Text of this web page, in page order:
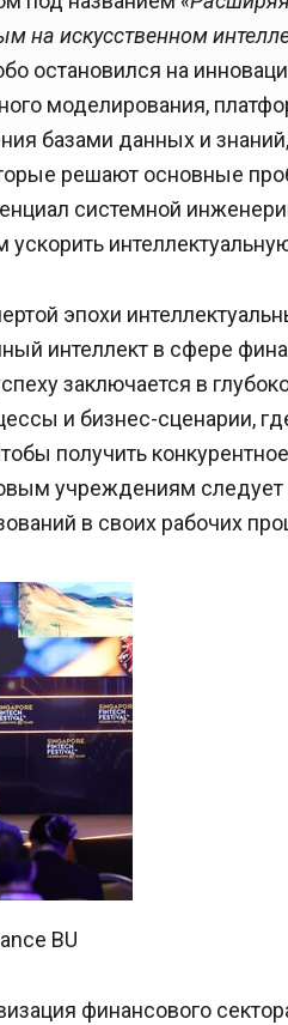
на искусственном
остановился на
моделирования,
базами данных и
решают основные
системной
эпохи
интеллект в сфере
заключается в
и бизнес-сценарии,
получить
учреждениям следует
в своих рабочих
BU
финансового